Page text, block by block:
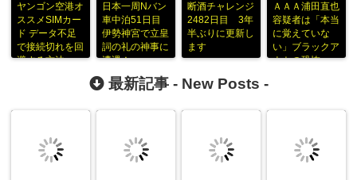
ヤンゴン空港オ
ススメSIMカー
ド データ不足
で接続切れを回
避する方法
日本一周Nバン
車中泊51日目
伊勢神宮で立皇
詞の礼の神事に
遭遇！
断酒チャレンジ
2482日目 3年
半ぶりに更新し
ます
ＡＡＡ浦田直也
容疑者は「本当
に覚えていな
い」ブラックア
ウトの恐怖
最新記事 - New Posts -